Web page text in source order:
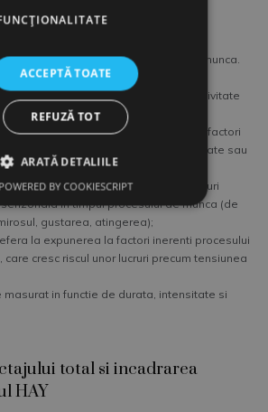
mediul in care se desfasoara munca.
subcriterii:
care pot necesita niveluri de activitate
stres sau oboseala;
munca care pot include expunerea la factori
care cresc riscul de accident, sanatate sau
de munca care pot necesita niveluri
in timpul procesului de munca (de
gustarea, atingerea);
la expunerea la factori inerenti procesului
cresc riscul unor lucruri precum tensiunea
masurat in functie de durata, intensitate si
total si incadrarea
HAY
ACCEPTĂ TOATE
REFUZĂ TOT
ARATĂ DETALIILE
POWERED BY COOKIESCRIPT